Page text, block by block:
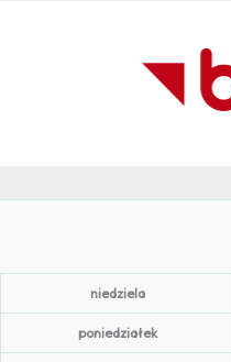
niedziela
poniedziałek